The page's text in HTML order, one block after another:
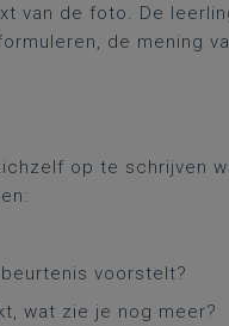
van de foto. De
de mening
op te schrijven
voorstelt?
wat zie je nog meer?